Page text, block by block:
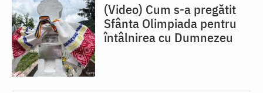
(Video) Cum s-a pregătit
Sfânta Olimpiada pentru
întâlnirea cu Dumnezeu